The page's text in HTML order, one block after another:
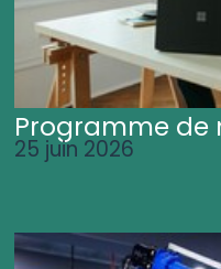
Programme de
25 juin 2026